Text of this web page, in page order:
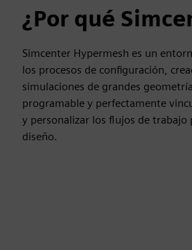
¿Por qué
Simcenter Hypermesh es un
los procesos de configuración,
simulaciones de grandes
programable y perfectamente
y personalizar los flujos de trabajo
diseño.